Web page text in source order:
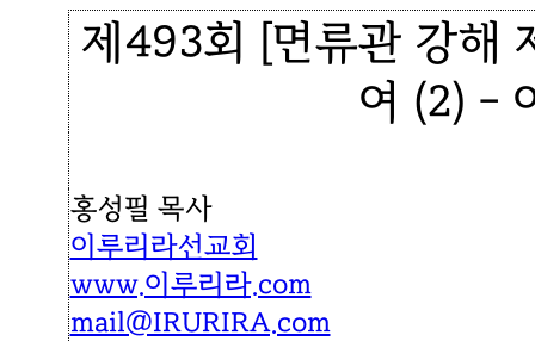
제493회 [면류관 강해
여 (2) -
홍성필 목사
이루리라선교회
www.이루리라.com
mail@IRURIRA.com